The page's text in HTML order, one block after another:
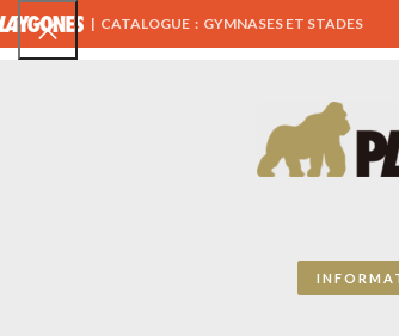
| CATALOGUE : GYMNASES ET STADES